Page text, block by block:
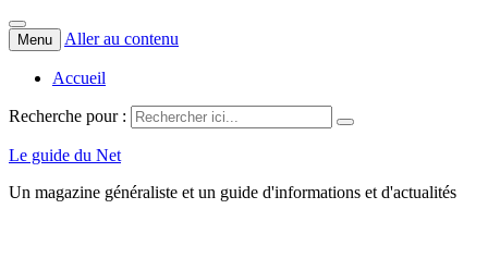
Menu Aller au contenu
Accueil
Recherche pour :
Le guide du Net
Un magazine généraliste et un guide d'informations et d'actualités